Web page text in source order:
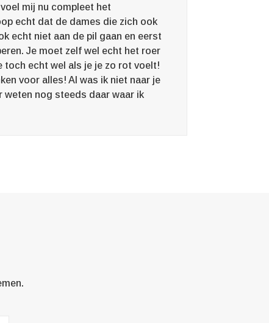
mij nu compleet het
echt dat de dames die zich ook
echt niet aan de pil gaan en eerst
Je moet zelf wel echt het roer
toch echt wel als je je zo rot voelt!
voor alles! Al was ik niet naar je
weten nog steeds daar waar ik